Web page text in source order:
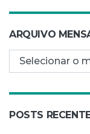
ARQUIVO
Arquivo mensal
POSTS